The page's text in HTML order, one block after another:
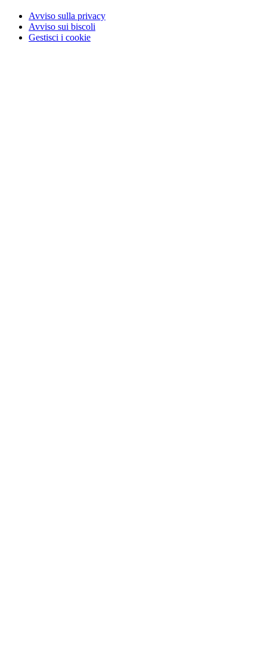
Avviso sulla privacy
Avviso sui biscoli
Gestisci i cookie